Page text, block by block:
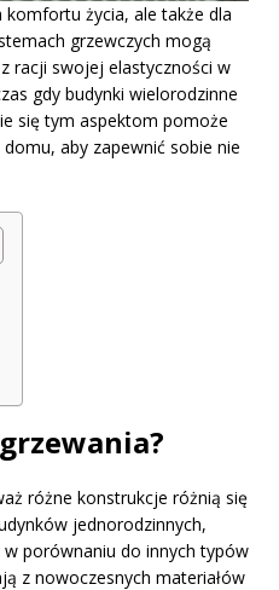
życia, ale także dla
grzewczych mogą
racji swojej elastyczności w
gdy budynki wielorodzinne
się tym aspektom pomoże
aby zapewnić sobie nie
różne konstrukcje różnią się
jednorodzinnych,
porównaniu do innych typów
z nowoczesnych materiałów